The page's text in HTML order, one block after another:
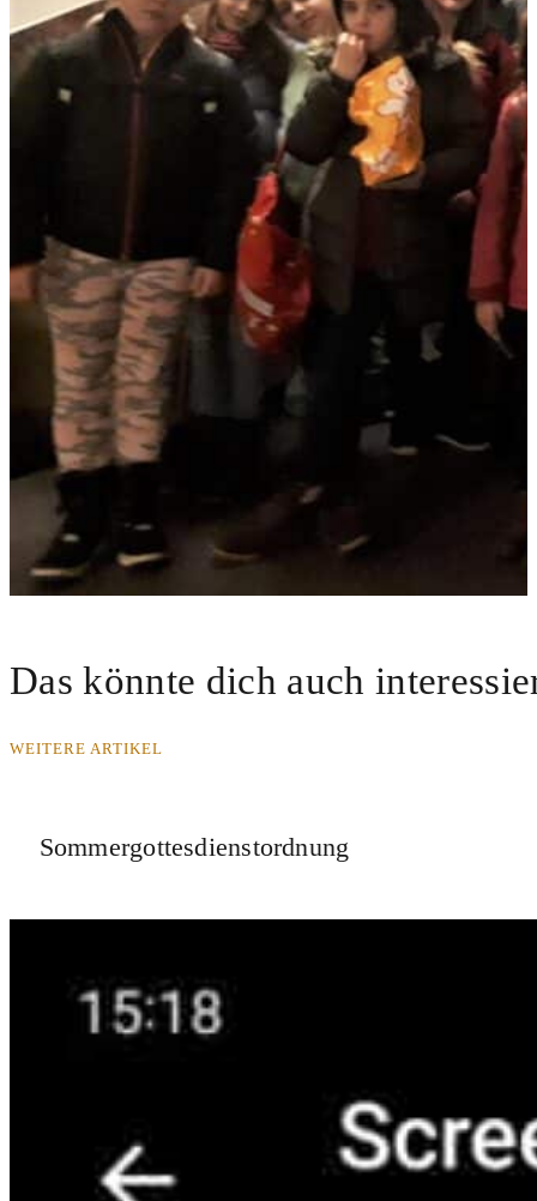
Das könnte dich auch
WEITERE ARTIKEL
Sommergottesdienstordnung